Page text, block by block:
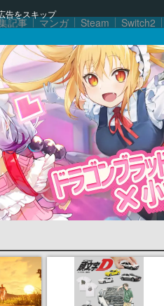
告をスキップ
記事 マンガ Steam Switch2